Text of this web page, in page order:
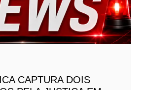
CAPTURA DOIS